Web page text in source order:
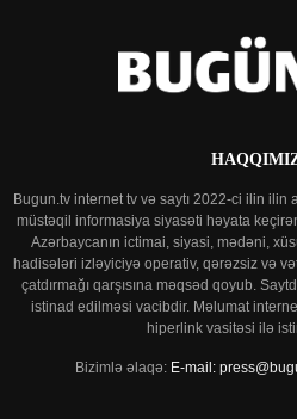
Bugun.tv internet tv və saytı 2022-ci ilin ilin
müstəqil informasiya siyasəti həyata
Azərbaycanın ictimai, siyasi, mədəni,
hadisələri izləyiciyə operativ, qərəzsiz və
çatdırmağı qarşısına məqsəd qoyub.
istinad edilməsi vacibdir. Məlumat
hiperlink vasitəsi ilə
Bizimlə əlaqə: E-mail: